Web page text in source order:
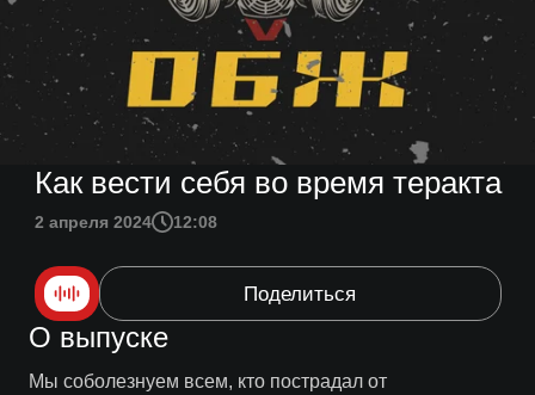
Как вести себя во время теракта
2 апреля 2024 12:08
Поделиться
О выпуске
Мы соболезнуем всем, кто пострадал от